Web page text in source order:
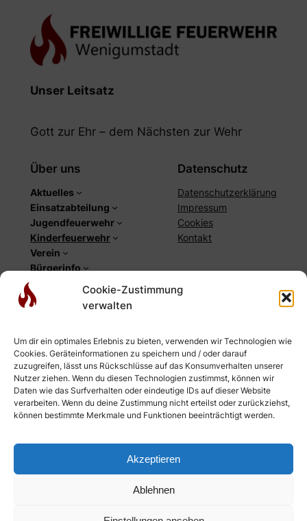
Cookie-Zustimmung
verwalten
Um dir ein optimales Erlebnis zu bieten, verwenden wir Technologien wie
Cookies. Geräteinformationen zu speichern und / oder darauf
zuzugreifen, lässt uns Rückschlüsse auf das Konsumverhalten unserer
Nutzer ziehen. Wenn du diesen Technologien zustimmst, können wir
Daten wie das Surfverhalten oder eindeutige IDs auf dieser Website
verarbeiten. Wenn du deine Zustimmung nicht erteilst oder zurückziehst,
können bestimmte Merkmale und Funktionen beeinträchtigt werden.
Akzeptieren
Ablehnen
Unser Leitsatz
Gott zur Ehr – dem Nächsten zur Wehr
Über uns
Aktuelles
Einsatzabteilung
Jugendfeuerwehr
Kinderfeuerwehr
Verein
Bürgerinfo
Datenschutz
Datenschutzerklärung
Impressum
Cookies
Kontakt
Social
YouTube
Newsletter
RSS-Feed Einsätze
RSS-Feed Webseite
Anmelden © 2026